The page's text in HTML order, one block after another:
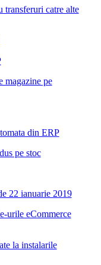
transferuri catre alte
magazine pe
din ERP
pe stoc
22 ianuarie 2019
urile eCommerce
la instalarile